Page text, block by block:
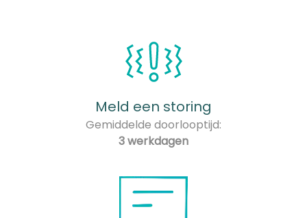
Meld een storing
Gemiddelde doorlooptijd:
3 werkdagen